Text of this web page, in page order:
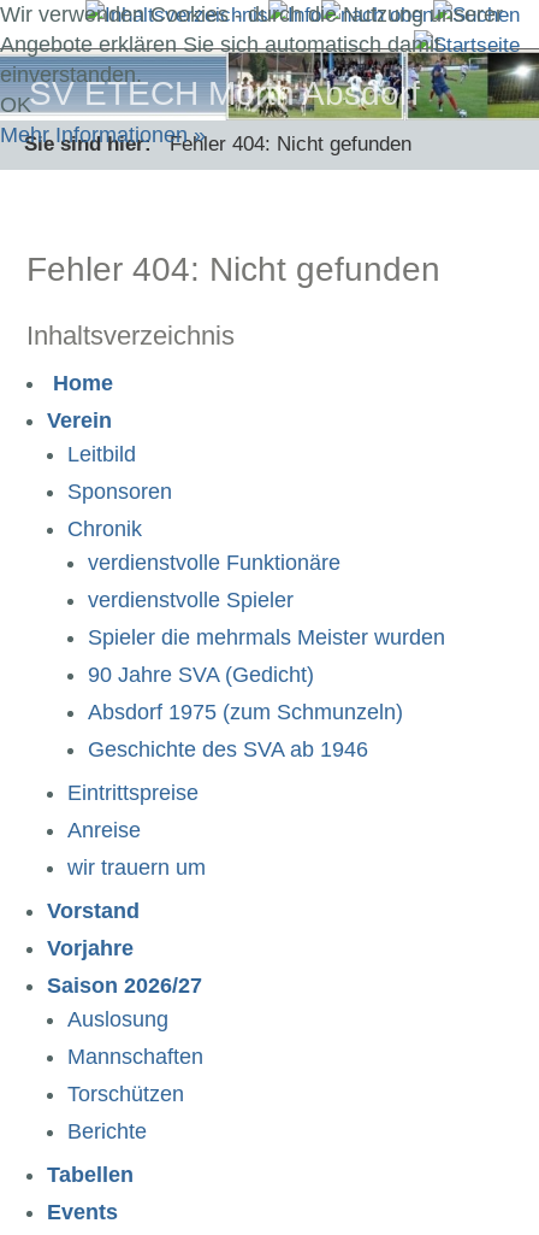
SV ETECH Mörth Absdorf
Sie sind hier: Fehler 404: Nicht gefunden
Fehler 404: Nicht gefunden
Inhaltsverzeichnis
Home
Verein
Leitbild
Sponsoren
Chronik
verdienstvolle Funktionäre
verdienstvolle Spieler
Spieler die mehrmals Meister wurden
90 Jahre SVA (Gedicht)
Absdorf 1975 (zum Schmunzeln)
Geschichte des SVA ab 1946
Eintrittspreise
Anreise
wir trauern um
Vorstand
Vorjahre
Saison 2026/27
Auslosung
Mannschaften
Torschützen
Berichte
Tabellen
Events
Wir verwenden Cookies - durch die Nutzung unserer
Angebote erklären Sie sich automatisch damit
einverstanden.
OK
Mehr Informationen »